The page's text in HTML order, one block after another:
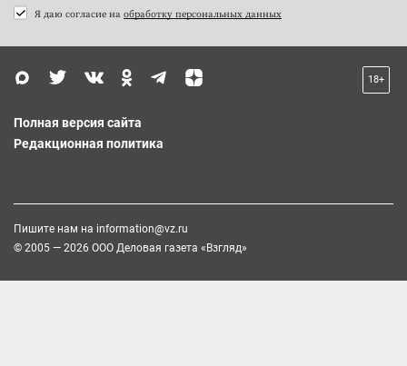
Я даю согласие на обработку персональных данных
18+
Полная версия сайта
Редакционная политика
Пишите нам на information@vz.ru
© 2005 — 2026 ООО Деловая газета «Взгляд»